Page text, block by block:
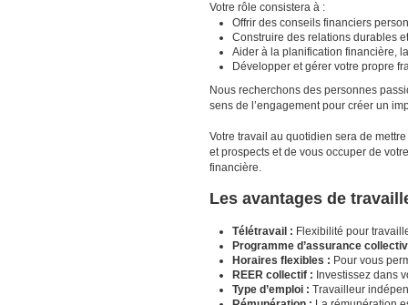
Votre rôle consistera à :
Offrir des conseils financiers
Construire des relations durables
Aider à la planification financière,
Développer et gérer votre propre
Nous recherchons des personnes
sens de l’engagement pour créer un
Votre travail au quotidien sera de
et prospects et de vous occuper de
financière.
Les avantages de
Télétravail : Flexibilité pour
Programme d’assurance
Horaires flexibles : Pour vous
REER collectif : Investissez dans
Type d’emploi : Travailleur